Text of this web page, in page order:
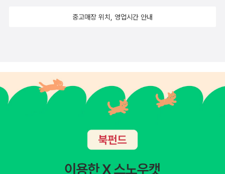
중고매장 위치, 영업시간 안내